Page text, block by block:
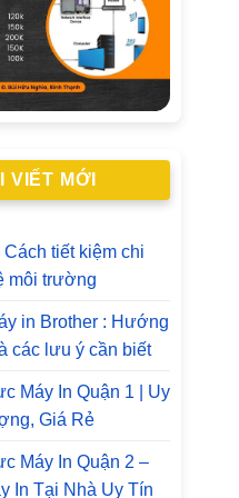
VIẾT MỚI
tiết kiệm chi
môi trường
in Brother : Hướng
các lưu ý cần biết
Máy In Quận 1 | Uy
Giá Rẻ
Máy In Quận 2 –
In Tại Nhà Uy Tín